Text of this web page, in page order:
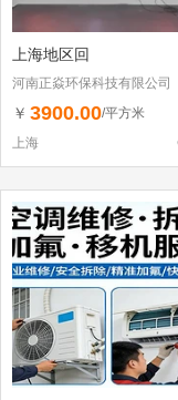
上海地区回
河南正焱环保科技有限公司
￥ 3900.00/平方米
上海